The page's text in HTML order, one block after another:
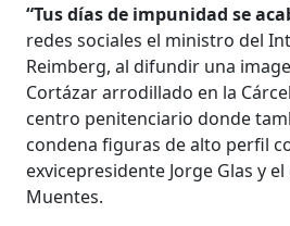
“Tus días de impunidad se
redes sociales el ministro del
Reimberg, al difundir una
Cortázar arrodillado en la
centro penitenciario donde
condena figuras de alto perfil
exvicepresidente Jorge Glas y
Muentes.